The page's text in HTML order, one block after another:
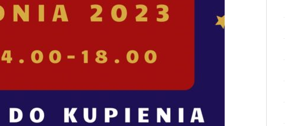
INFORMACJA O WYNIKACH
GŁÓWNEGO KSIĘGOWEGO